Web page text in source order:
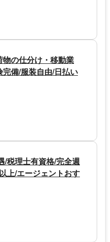
の仕分け・移動業
備/服装自由/日払い
/税理士有資格/完全週
上/エージェントおす